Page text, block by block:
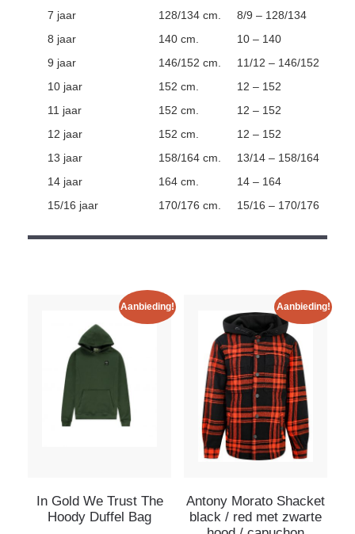
7 jaar 128/134 cm.
8/9 – 128/134
8 jaar
140 cm.
10 – 140
9 jaar
146/152 cm.
11/12 – 146/152
10 jaar
152 cm.
12 – 152
11 jaar
152 cm.
12 – 152
12 jaar
152 cm.
12 – 152
13 jaar
158/164 cm.
13/14 – 158/164
14 jaar
164 cm.
14 – 164
15/16 jaar
170/176 cm. 15/16 – 170/176
Aanbieding!
In Gold We Trust The
Hoody Duffel Bag
Aanbieding!
Antony Morato Shacket
black / red met zwarte